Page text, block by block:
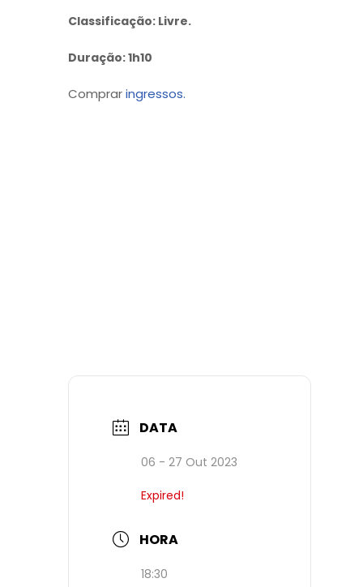
Classificação: Livre.
Duração: 1h10
Compraringressos.
DATA
06 - 27 Out 2023
Expired!
HORA
18:30